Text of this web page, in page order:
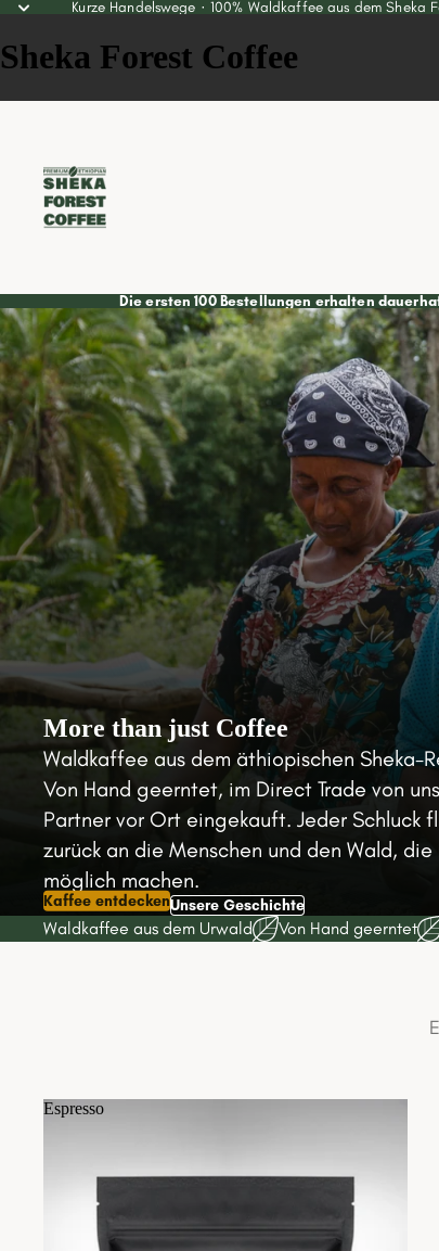
Kurze Handelswege · 100% Waldkaffee aus dem Sheka
Sheka Forest Coffee
Die ersten 100 Bestellungen erhalten
More than just Coffee
Waldkaffee aus dem äthiopischen Sheka-
Von Hand geerntet, im Direct Trade von
Partner vor Ort eingekauft. Jeder Schluck
zurück an die Menschen und den Wald, die
möglich machen.
Kaffee entdeckenUnsere Geschichte
Waldkaffee aus dem Urwald Von Hand geerntet
Espresso